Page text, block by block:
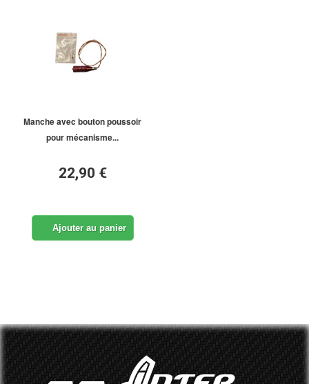
Manche avec bouton poussoir
pour mécanisme...
22,90 €
Ajouter au panier